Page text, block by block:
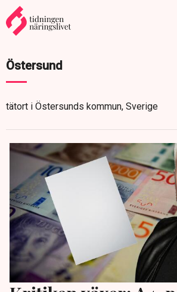
Östersund
tätort i Östersunds kommun, Sverige